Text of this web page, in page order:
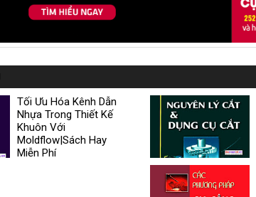
Tối Ưu Hóa Kênh Dẫn
Nhựa Trong Thiết Kế
Khuôn Với
Moldflow|Sách Hay
Miễn Phí